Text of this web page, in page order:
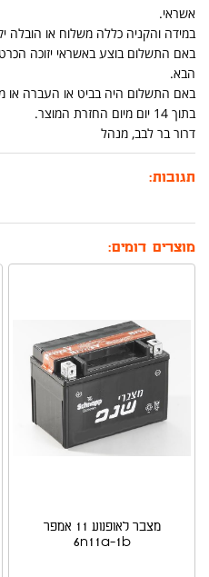
אשראי.
במידה והקניה כללה משלוח או הובלה
באם התשלום בוצע באשראי יזוכה
הבא.
באם התשלום היה בביט או העברה או
בתוך 14 יום מיום החזרת המוצר.
דרור בר לבב, מנהל
תגובות:
מוצרים דומים:
מצבר לאופנוע 11 אמפר
6n11a-1b